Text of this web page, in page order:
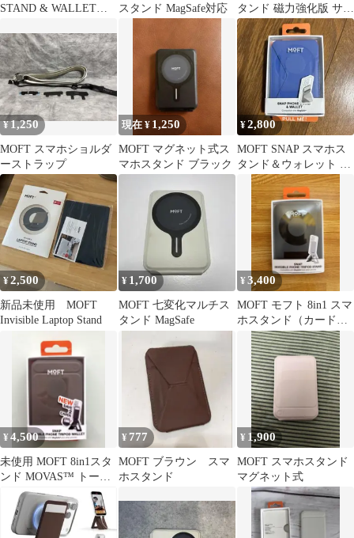
STAND & WALLET磁
スタンド MagSafe対応
タンド 磁力強化版 サン
ライズオレンジ
¥1,250
MOFT スマホショルダ
ーストラップ
現在 ¥ 1,250
MOFT マグネット式ス
マホスタンド ブラック
¥2,800
MOFT SNAP スマホス
タンド＆ウォレット ブ
ルー
¥2,500
新品未使用 MOFT
Invisible Laptop Stand
¥ 1,700
MOFT 七変化マルチス
タンド MagSafe
¥3,400
MOFT モフト 8in1 スマ
ホスタンド（カード収
納なし）
¥4,500
未使用 MOFT 8in1スタ
ンド MOVAS™ トープ
カードケース付
¥ 777
MOFT ブラウン スマ
ホスタンド
¥ 1,900
MOFT スマホスタンド
マグネット式